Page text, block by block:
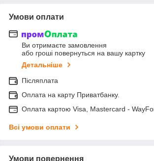
Умови оплати
Ви отримаєте замовлення
або гроші повернуться на вашу картку
Детальніше
Післяплата
Оплата на карту Приватбанку.
Оплата картою Visa, Mastercard -
Всі умови оплати
Умови повернення